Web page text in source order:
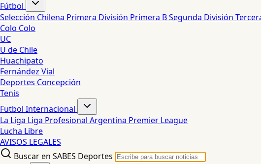
Fútbol
Selección Chilena Primera División Primera BSegunda División
Colo Colo
UC
U de Chile
Huachipato
Fernández Vial
Deportes Concepción
Tenis
Futbol Internacional
La Liga Liga Profesional Argentina Premier League
Lucha Libre
AVISOS LEGALES
Buscar en SABES Deportes